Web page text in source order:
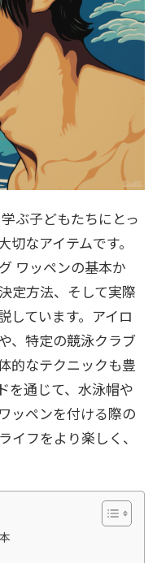
ぶ子どもたちにとっ
なアイテムです。
ワッペンの基本か
定方法、そして実際
しています。アイロ
、特定の競泳クラブ
的なテクニックも豊
を通じて、水泳帽や
ッペンを付ける際の
イフをより楽しく、